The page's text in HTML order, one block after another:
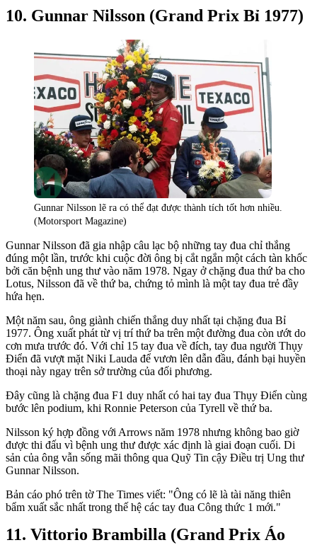
Gunnar Nilsson (Grand Prix Bỉ 1977)
Gunnar Nilsson lẽ ra có thể đạt được thành tích tốt hơn nhiều.
(Motorsport Magazine)
Gunnar Nilsson đã gia nhập câu lạc bộ những tay đua chỉ thắng
đúng một lần, trước khi cuộc đời ông bị cắt ngắn một cách tàn khốc
bởi căn bệnh ung thư vào năm 1978. Ngay ở chặng đua thứ ba cho
Lotus, Nilsson đã về thứ ba, chứng tỏ mình là một tay đua trẻ đầy
hứa hẹn.
Một năm sau, ông giành chiến thắng duy nhất tại chặng đua Bỉ
1977. Ông xuất phát từ vị trí thứ ba trên một đường đua còn ướt do
cơn mưa trước đó. Với chỉ 15 tay đua về đích, tay đua người Thụy
Điển đã vượt mặt Niki Lauda để vươn lên dẫn đầu, đánh bại huyền
thoại này ngay trên sở trường của đối phương.
Đây cũng là chặng đua F1 duy nhất có hai tay đua Thụy Điển cùng
bước lên podium, khi Ronnie Peterson của Tyrell về thứ ba.
Nilsson ký hợp đồng với Arrows năm 1978 nhưng không bao giờ
được thi đấu vì bệnh ung thư được xác định là giai đoạn cuối. Di
sản của ông vẫn sống mãi thông qua Quỹ Tin cậy Điều trị Ung thư
Gunnar Nilsson.
Bản cáo phó trên tờ The Times viết: "Ông có lẽ là tài năng thiên
bẩm xuất sắc nhất trong thế hệ các tay đua Công thức 1 mới."
Vittorio Brambilla (Grand Prix Áo